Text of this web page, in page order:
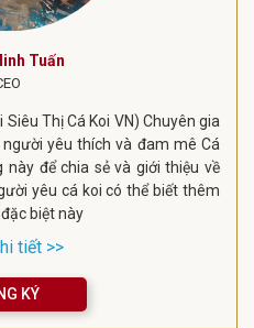
Tuấn
Thị Cá Koi VN) Chuyên gia
yêu thích và đam mê Cá
để chia sẻ và giới thiệu về
yêu cá koi có thể biết thêm
biệt này
tiết >>
KÝ